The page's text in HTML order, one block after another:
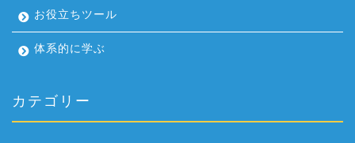
お役立ちツール
体系的に学ぶ
カテゴリー